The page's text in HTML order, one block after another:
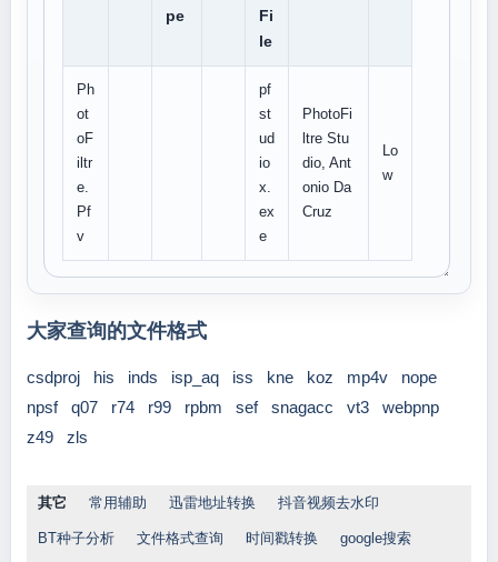
pe
Fi
le
Ph
ot
oF
iltr
e.
Pf
v
pf
st
ud
io
x.
ex
e
PhotoFi
ltre Stu
dio, Ant
onio Da
Cruz
Lo
w
大家查询的文件格式
csdproj his inds isp_aq iss kne koz mp4v
nope
npsf
q07 r74 r99 rpbm sef snagacc vt3
webpnp
z49
zls
其它 常用辅助 迅雷地址转换 抖音视频去水印
BT种子分析 文件格式查询 时间戳转换 google搜索